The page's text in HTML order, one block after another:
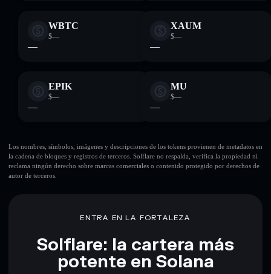
WBTC
$—
—
XAUM
$—
—
EPIK
$—
—
MU
$—
—
Los nombres, símbolos, imágenes y descripciones de los tokens provienen de metadatos en
la cadena de bloques y registros de terceros. Solflare no respalda, verifica la propiedad ni
reclama ningún derecho sobre marcas comerciales o contenido protegido por derechos de
autor de terceros.
ENTRA EN LA FORTALEZA
Solflare: la cartera más
potente en Solana